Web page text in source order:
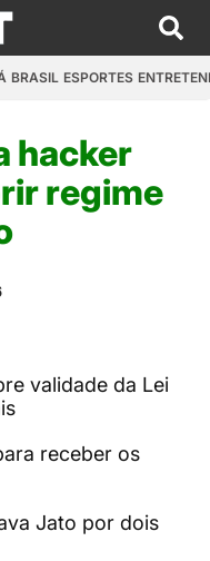
BRASIL ESPORTES
hacker
regime
validade da Lei
receber os
Jato por dois